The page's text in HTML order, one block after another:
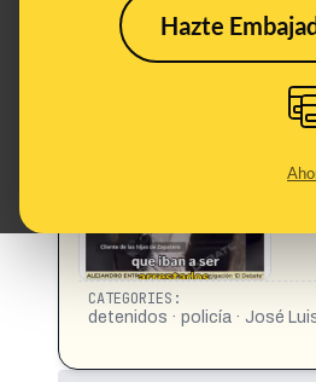
Hazte
What's being said:
«Zapatero se
El expresidente José Luis
arrestara la Policía https://
CATEGORIES:
detenidos · policía · José